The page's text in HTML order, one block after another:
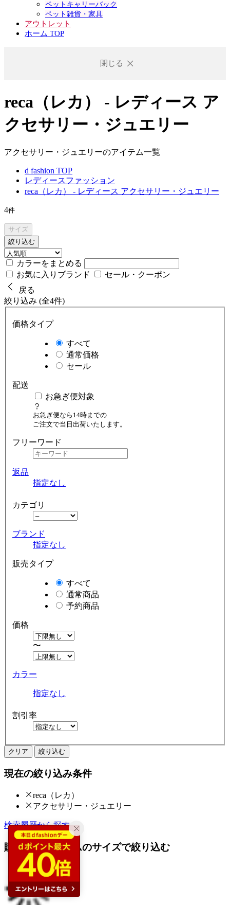
ペットキャリーバック
ペット雑貨・家具
アウトレット
ホーム TOP
閉じる
reca（レカ） - レディース ア
クセサリー・ジュエリー
アクセサリー・ジュエリーのアイテム一覧
d fashion TOP
レディースファッション
reca（レカ） - レディース アクセサリー・ジュエリー
4件
サイズ
絞り込む
カラーをまとめる
お気に入りブランド
セール・クーポン
戻る
絞り込み (全4件)
価格タイプ
すべて
通常価格
セール
配送
お急ぎ便対象
お急ぎ便なら14時までの
ご注文で当日出荷いたします。
フリーワード
返品
指定なし
カテゴリ
ブランド
指定なし
販売タイプ
すべて
通常商品
予約商品
価格
〜
カラー
指定なし
割引率
クリア 絞り込む
現在の絞り込み条件
reca（レカ）
アクセサリー・ジュエリー
検索履歴から探す
購入済みアイテムのサイズで絞り込む